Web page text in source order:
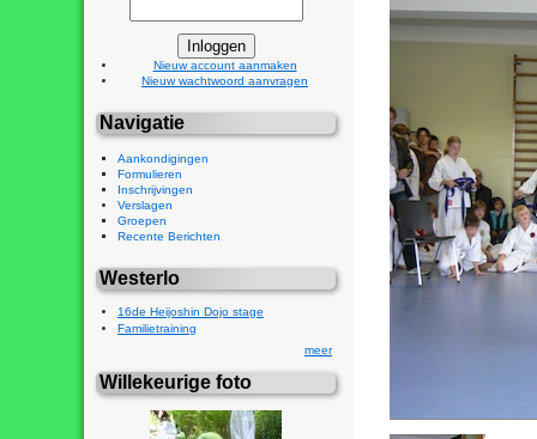
Nieuw account aanmaken
Nieuw wachtwoord aanvragen
Navigatie
Aankondigingen
Formulieren
Inschrijvingen
Verslagen
Groepen
Recente Berichten
Westerlo
16de Heijoshin Dojo stage
Familietraining
meer
Willekeurige foto